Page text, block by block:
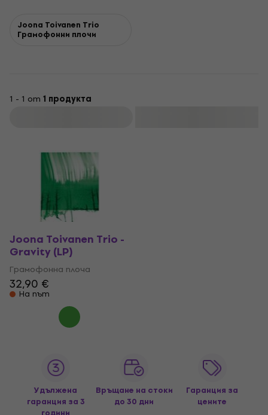
Joona Toivanen Trio
Грамофонни плочи
1 - 1 от 1 продукта
Joona Toivanen Trio -
Gravity (LP)
Грамофонна плоча
32,90 €
На път
Удължена
гаранция за 3
Връщане на стоки
до 30 дни
Гаранция за
цените